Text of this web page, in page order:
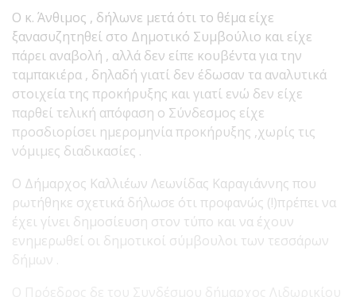
Ο κ. Άνθιμος , δήλωνε μετά ότι το θέμα είχε
ξανασυζητηθεί στο Δημοτικό Συμβούλιο και είχε
πάρει αναβολή , αλλά δεν είπε κουβέντα για την
ταμπακιέρα , δηλαδή γιατί δεν έδωσαν τα αναλυτικά
στοιχεία της προκήρυξης και γιατί ενώ δεν είχε
παρθεί τελική απόφαση ο Σύνδεσμος είχε
προσδιορίσει ημερομηνία προκήρυξης ,χωρίς τις
νόμιμες διαδικασίες .
Ο Δήμαρχος Καλλιέων Λεωνίδας Καραγιάννης που
ρωτήθηκε σχετικά δήλωσε ότι προφανώς (!)πρέπει να
έχει γίνει δημοσίευση στον τύπο και να έχουν
ενημερωθεί οι δημοτικοί σύμβουλοι των τεσσάρων
δήμων .